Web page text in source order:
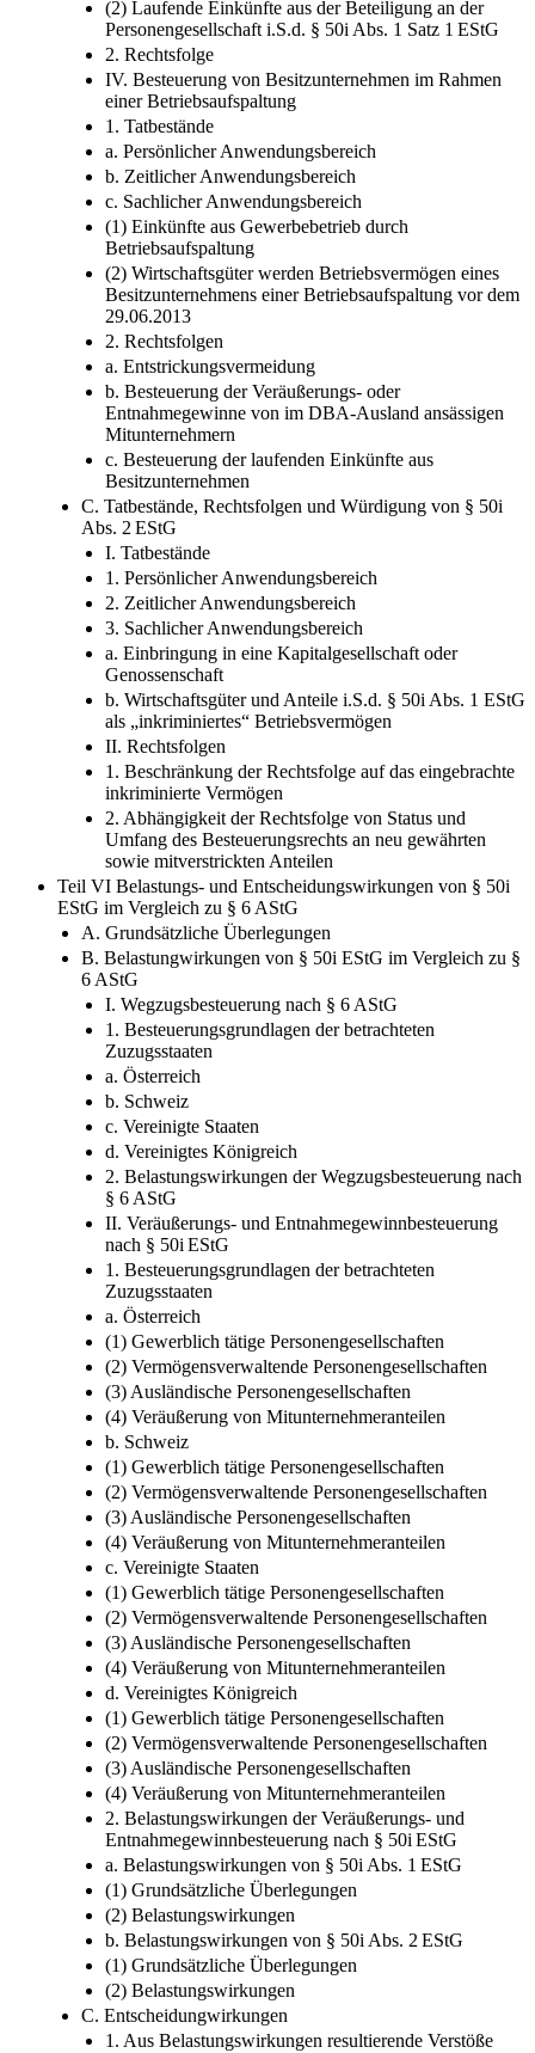
(2) Laufende Einkünfte aus der Beteiligung an der
Personengesellschaft i.S.d. § 50i Abs. 1 Satz 1 EStG
2. Rechtsfolge
IV. Besteuerung von Besitzunternehmen im Rahmen
einer Betriebsaufspaltung
1. Tatbestände
a. Persönlicher Anwendungsbereich
b. Zeitlicher Anwendungsbereich
c. Sachlicher Anwendungsbereich
(1) Einkünfte aus Gewerbebetrieb durch
Betriebsaufspaltung
(2) Wirtschaftsgüter werden Betriebsvermögen eines
Besitzunternehmens einer Betriebsaufspaltung vor dem
29.06.2013
2. Rechtsfolgen
a. Entstrickungsvermeidung
b. Besteuerung der Veräußerungs- oder
Entnahmegewinne von im DBA-Ausland ansässigen
Mitunternehmern
c. Besteuerung der laufenden Einkünfte aus
Besitzunternehmen
C. Tatbestände, Rechtsfolgen und Würdigung von § 50i
Abs. 2 EStG
I. Tatbestände
1. Persönlicher Anwendungsbereich
2. Zeitlicher Anwendungsbereich
3. Sachlicher Anwendungsbereich
a. Einbringung in eine Kapitalgesellschaft oder
Genossenschaft
b. Wirtschaftsgüter und Anteile i.S.d. § 50i Abs. 1 EStG
als „inkriminiertes“ Betriebsvermögen
II. Rechtsfolgen
1. Beschränkung der Rechtsfolge auf das eingebrachte
inkriminierte Vermögen
2. Abhängigkeit der Rechtsfolge von Status und
Umfang des Besteuerungsrechts an neu gewährten
sowie mitverstrickten Anteilen
Teil VI Belastungs- und Entscheidungswirkungen von § 50i
EStG im Vergleich zu § 6 AStG
A. Grundsätzliche Überlegungen
B. Belastungwirkungen von § 50i EStG im Vergleich zu §
6 AStG
I. Wegzugsbesteuerung nach § 6 AStG
1. Besteuerungsgrundlagen der betrachteten
Zuzugsstaaten
a. Österreich
b. Schweiz
c. Vereinigte Staaten
d. Vereinigtes Königreich
2. Belastungswirkungen der Wegzugsbesteuerung nach
§ 6 AStG
II. Veräußerungs- und Entnahmegewinnbesteuerung
nach § 50i EStG
1. Besteuerungsgrundlagen der betrachteten
Zuzugsstaaten
a. Österreich
(1) Gewerblich tätige Personengesellschaften
(2) Vermögensverwaltende Personengesellschaften
(3) Ausländische Personengesellschaften
(4) Veräußerung von Mitunternehmeranteilen
b. Schweiz
(1) Gewerblich tätige Personengesellschaften
(2) Vermögensverwaltende Personengesellschaften
(3) Ausländische Personengesellschaften
(4) Veräußerung von Mitunternehmeranteilen
c. Vereinigte Staaten
(1) Gewerblich tätige Personengesellschaften
(2) Vermögensverwaltende Personengesellschaften
(3) Ausländische Personengesellschaften
(4) Veräußerung von Mitunternehmeranteilen
d. Vereinigtes Königreich
(1) Gewerblich tätige Personengesellschaften
(2) Vermögensverwaltende Personengesellschaften
(3) Ausländische Personengesellschaften
(4) Veräußerung von Mitunternehmeranteilen
2. Belastungswirkungen der Veräußerungs- und
Entnahmegewinnbesteuerung nach § 50i EStG
a. Belastungswirkungen von § 50i Abs. 1 EStG
(1) Grundsätzliche Überlegungen
(2) Belastungswirkungen
b. Belastungswirkungen von § 50i Abs. 2 EStG
(1) Grundsätzliche Überlegungen
(2) Belastungswirkungen
C. Entscheidungwirkungen
1. Aus Belastungswirkungen resultierende Verstöße